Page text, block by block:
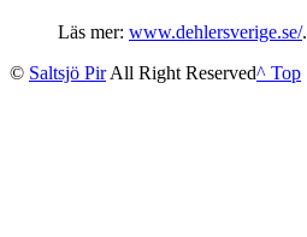
Läs mer: www.dehlersverige.se/.
© Saltsjö PirAll Right Reserved^ Top